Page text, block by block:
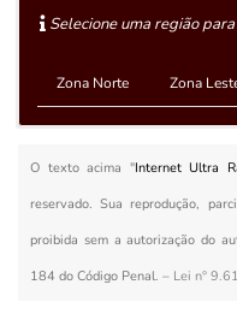
Selecione uma região
Zona Norte Zona
O texto acima "Internet Ultra
reservado. Sua reprodução,
proibida sem a autorização do
184 do Código Penal. – Lei n°